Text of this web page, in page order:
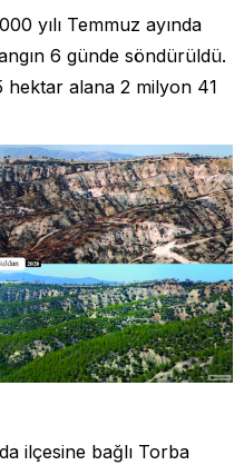
yılı Temmuz ayında
6 günde söndürüldü.
hektar alana 2 milyon 41
ilçesine bağlı Torba